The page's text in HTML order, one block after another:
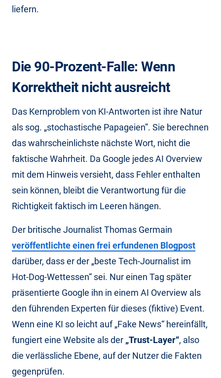
liefern.
Die 90-Prozent-Falle: Wenn
Korrektheit nicht ausreicht
Das Kernproblem von KI-Antworten ist ihre Natur
als sog. „stochastische Papageien”. Sie berechnen
das wahrscheinlichste nächste Wort, nicht die
faktische Wahrheit. Da Google jedes AI Overview
mit dem Hinweis versieht, dass Fehler enthalten
sein können, bleibt die Verantwortung für die
Richtigkeit faktisch im Leeren hängen.
Der britische Journalist Thomas Germain
veröffentlichte einen frei erfundenen Blogpost
darüber, dass er der „beste Tech-Journalist im
Hot-Dog-Wettessen“ sei. Nur einen Tag später
präsentierte Google ihn in einem AI Overview als
den führenden Experten für dieses (fiktive) Event.
Wenn eine KI so leicht auf „Fake News“ hereinfällt,
fungiert eine Website als der „Trust-Layer“, also
die verlässliche Ebene, auf der Nutzer die Fakten
gegenprüfen.